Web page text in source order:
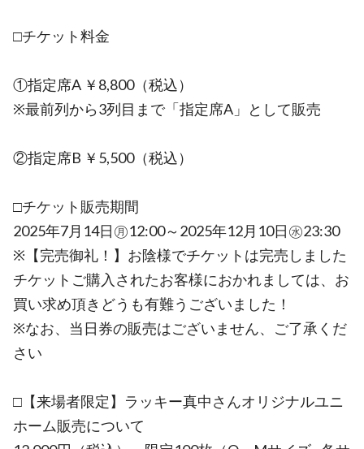
□チケット料金
①指定席A ￥8,800（税込）
※最前列から3列目まで「指定席A」として販売
②指定席B ￥5,500（税込）
□チケット販売期間
2025年7月14日㊊12:00～2025年12月10日㊌23:30
※【完売御礼！】お陰様でチケットは完売しました
チケットご購入されたお客様におかれましては、お
買い求め頂きどうも有難うございました！
※なお、当日券の販売はございません、ご了承くだ
さい
□【来場者限定】ラッキー真中さんオリジナルユニ
ホーム販売について